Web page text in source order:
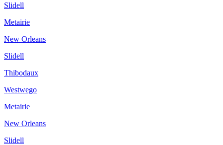
Slidell
Metairie
New Orleans
Slidell
Thibodaux
Westwego
Metairie
New Orleans
Slidell